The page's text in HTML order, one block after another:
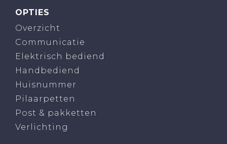
OPTIES
Overzicht
Communicatie
Elektrisch bediend
Handbediend
Huisnummer
Pilaarpetten
Post & pakketten
Verlichting